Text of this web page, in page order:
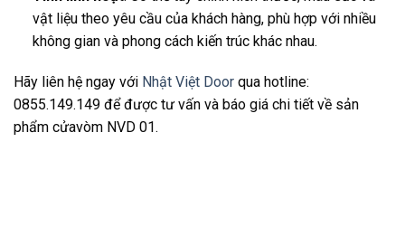
vật liệu theo yêu cầu của khách hàng, phù hợp với nhiều
không gian và phong cách kiến trúc khác nhau.
Hãy liên hệ ngay với Nhật Việt Door qua hotline:
0855.149.149 để được tư vấn và báo giá chi tiết về sản
phẩm cửavòm NVD 01.